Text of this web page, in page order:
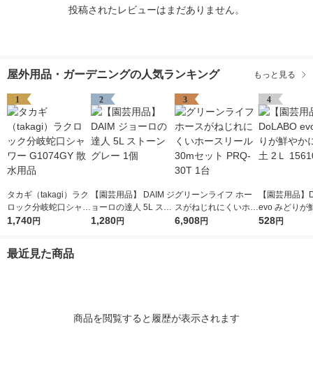
投稿されたレビューはまだありません。
屋外用品・ガーデニングの人気ランキング もっと見る
1
タカギ（takagi）ラク
ロック分岐蛇口シャワ
ー G1074GY 散水用品
1,740円
2
【園芸用品】 DAIM ジ
ョーロの達人 5L スト
ーングレー 1個
1,280円
3
グリーンライフ ホー
スがねじれにくいホー
スリール30mセット P
6,908円
4
【園芸用品
evo みどりが
なる土 2Ｌ
528円
最近見た商品
商品を閲覧すると履歴が表示されます